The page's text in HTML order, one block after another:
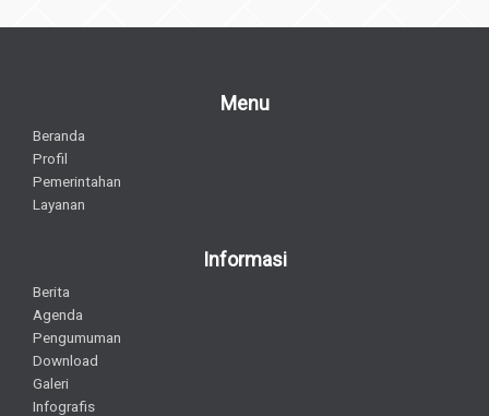
Menu
Beranda
Profil
Pemerintahan
Layanan
Informasi
Berita
Agenda
Pengumuman
Download
Galeri
Infografis